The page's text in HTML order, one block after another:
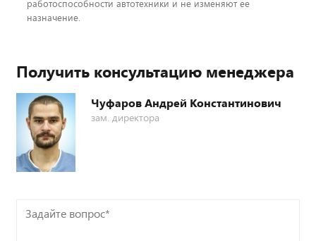
работоспособности автотехники и не изменяют ее
назначение.
Получить консультацию менеджера
Чуфаров Андрей Константинович
зам. директора
Задайте
вопрос*